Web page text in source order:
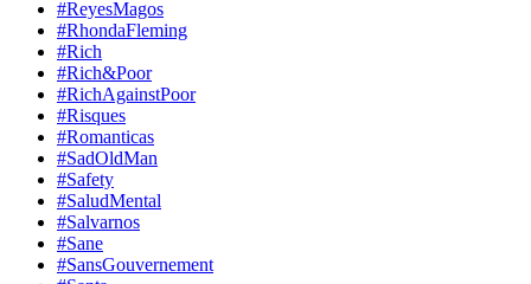
#ReyesMagos
#RhondaFleming
#Rich
#Rich&Poor
#RichAgainstPoor
#Risques
#Romanticas
#SadOldMan
#Safety
#SaludMental
#Salvarnos
#Sane
#SansGouvernement